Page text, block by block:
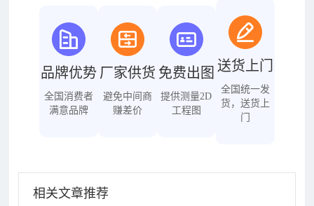
品牌优势
全国消费者
满意品牌
厂家供货
避免中间商
赚差价
免费出图
提供测量2D
工程图
送货上门
全国统一发
货，送货上
门
相关文章推荐